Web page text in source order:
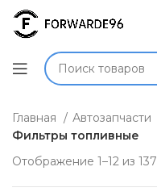
Главная Автозапчасти
Фильтры топливные
Отображение 1–12 из 137